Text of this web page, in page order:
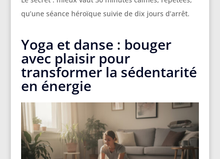
qu’une séance héroïque suivie de dix jours d’arrêt.
Yoga et danse : bouger
avec plaisir pour
transformer la sédentarité
en énergie